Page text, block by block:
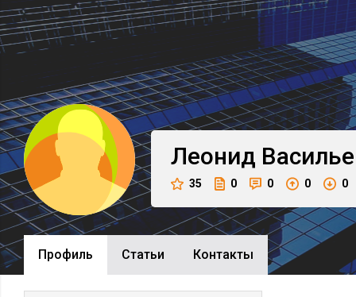
Леонид
35 0 0 0 0
Профиль Cтатьи Контакты